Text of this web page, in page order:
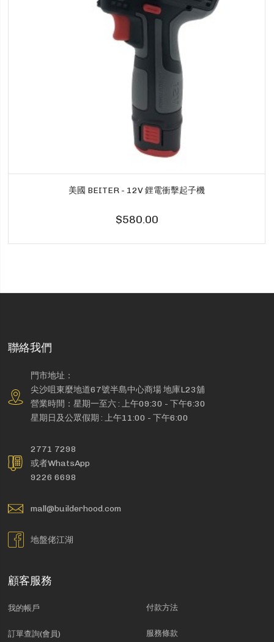
美國 BEITER - 12V 鋰電衝擊起子機
$580.00
聯絡我們
門市地址：
尖沙咀東麼地道67號半島中心商場 地庫L23舖
營業時間：星期一至六 : 上午09:30 - 下午6:30
星期日及公眾假期 : 上午11:00 - 下午6:00
2771 7298
或者WhatsApp
9226 6698
mall@builderhood.com
地盤佬江湖
顧客服務
我的帳戶
訂單查詢(會員)
付款方法
服務條款